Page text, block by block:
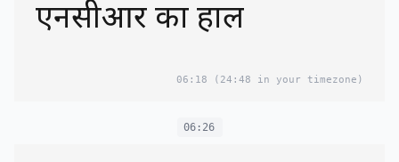
एनसीआर का हाल
06:18 (24:48 in your timezone)
06:26